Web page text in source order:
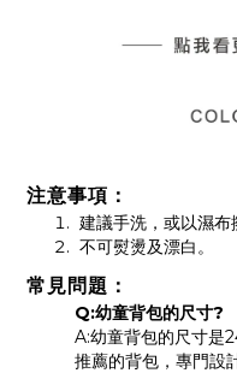
注意事項：
建議手洗，或以濕布
不可熨燙及漂白。
常見問題：
Q:幼童背包的尺寸?
A:幼童背包的尺寸是
推薦的背包，專門設